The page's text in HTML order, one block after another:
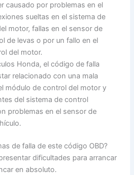
causado por problemas en el
sueltas en el sistema de
motor, fallas en el sensor de
de levas o por un fallo en el
del motor.
Honda, el código de falla
relacionado con una mala
módulo de control del motor y
del sistema de control
problemas en el sensor de
de falla de este código OBD?
dificultades para arrancar
en absoluto.